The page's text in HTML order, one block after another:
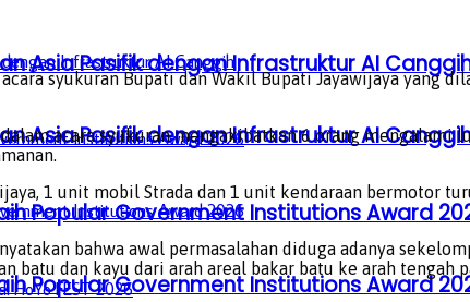
Asia Pasifik dengan Infrastruktur AI
Popular Government Institutions Award
Asia Pasifik dengan Infrastruktur AI
Popular Government Institutions Award
syukuran Bupati dan Wakil Bupati Jayawijaya yang
acara syukuran mengakibatkan 6 orang
1 unit mobil Strada dan 1 unit kendaraan bermotor
bahwa awal permasalahan diduga adanya
batu dan kayu dari arah areal bakar batu ke arah tengah